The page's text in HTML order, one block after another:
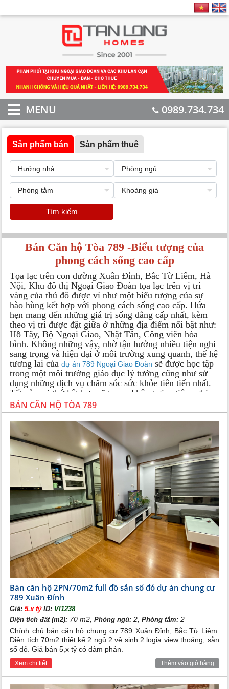
MENU 0989.734.734
Sản phẩm bán Sản phẩm thuê
Tìm kiếm
Bán Căn hộ Tòa 789 -Biểu tượng của
phong cách sống cao cấp
Tọa lạc trên con đường Xuân Đỉnh, Bắc Từ Liêm, Hà
Nội, Khu đô thị Ngoại Giao Đoàn tọa lạc trên vị trí
vàng của thủ đô được ví như một biểu tượng của sự
hào hùng kết hợp với phong cách sống cao cấp. Hứa
hẹn mang đến những giá trị sống đẳng cấp nhất, kèm
theo vị trí được đặt giữa ở những địa điểm nổi bật như:
Hồ Tây, Bộ Ngoại Giao, Nhật Tân, Công viên hòa
bình. Không những vậy, nhờ tận hưởng nhiều tiện nghi
sang trọng và hiện đại ở môi trường xung quanh, thế hệ
tương lai củadự án 789 Ngoại Giao Đoàn sẽ được học tập
trong một môi trường giáo dục lý tưởng cũng như sử
dụng những dịch vụ chăm sóc sức khỏe tiên tiến nhất.
Tất cả mọi thứ kêt hợp sẽ tạo ra không gian tiện nghi
nhưng không kém phần đương thời nhờ sự sắp xếp rất
khoa học nhưng cũng không kém phần tinh tế.
Tổng quan căn hộ chung cư 789
Tên dự án: Chung cư 789 Ngoại Giao Đoàn
Địa điểm: Xuân Đỉnh, Bắc Từ Liêm, Hà Nội
Chủ đầu tư: Tổng công ty 789, Bộ Quốc Phòng
Diện tích khu đất: 13.555,4m2
Hình thức sở hữu: Sổ hồng vĩnh viễn
Vị trí tòa căn hộ chung cư 789 Ngoại Giao Đoàn
Nằm trên trung tâm của nhiều hệ thống giao thông lớn,
dễ dàng kết nối đến nhiều dự án trọng điểm của thủ đô.
Hơn thế nữa, cư dân nơi đây có thể dễ dàng di chuyển
BÁN CĂN HỘ TÒA 789
Bán căn hộ 2PN/70m2 full đồ sẵn sổ đỏ dự án chung cư
789 Xuân Đỉnh
Giá:5.x tỷID: VI1238
Diện tích đất (m2): 70 m2,Phòng ngủ: 2,Phòng tắm: 2
Chính chủ bán căn hộ chung cư 789 Xuân Đỉnh, Bắc Từ Liêm.
Diện tích 70m2 thiết kế 2 ngủ 2 vệ sinh 2 logia view thoáng, sẵn
sổ đỏ. Giá bán 5,x tỷ có đàm phán.
Xem chi tiết Thêm vào giỏ hàng